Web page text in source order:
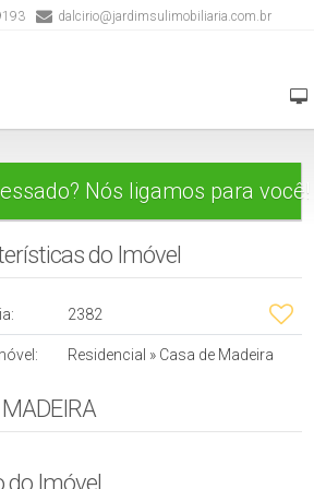
dalcirio@jardimsulimobiliaria.com.br
Nós ligamos para você!
do Imóvel
2382
Residencial » Casa de Madeira
do Imóvel